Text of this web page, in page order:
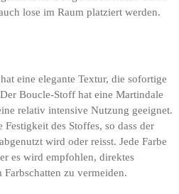
lose im Raum platziert werden.
eine elegante Textur, die sofortige
Boucle-Stoff hat eine Martindale
relativ intensive Nutzung geeignet.
des Stoffes, so dass der
wird oder reisst. Jede Farbe
es wird empfohlen, direktes
zu vermeiden.